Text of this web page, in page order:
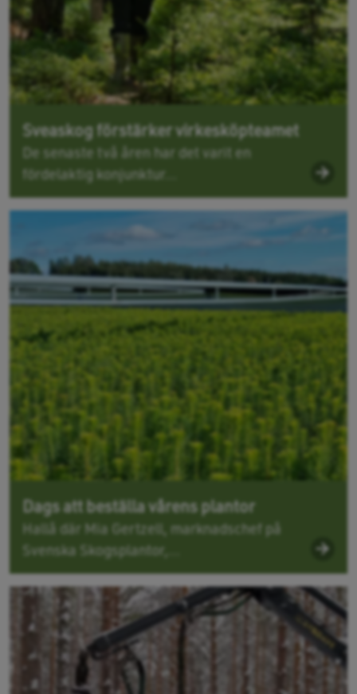
Sveaskog förstärker virkesköpteamet
De senaste två åren har det varit en
fördelaktig konjunktur...
Dags att beställa vårens plantor
Hallå där Mia Gertzell, marknadschef på
Svenska Skogsplantor,...